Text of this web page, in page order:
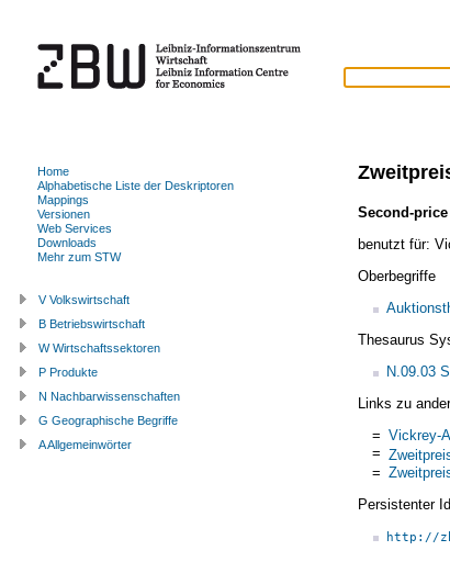
Second-
benutzt für:
Oberbegriffe
Thesaurus
N.09.03
Links zu
= Vickrey-
=
=
Persistenter
http://
Home
Alphabetische Liste der Deskriptoren
Mappings
Versionen
Web Services
Downloads
Mehr zum STW
V Volkswirtschaft
B Betriebswirtschaft
W Wirtschaftssektoren
P Produkte
N Nachbarwissenschaften
G Geographische Begriffe
A Allgemeinwörter